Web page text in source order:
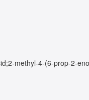
methyl-4-(6-prop-2-